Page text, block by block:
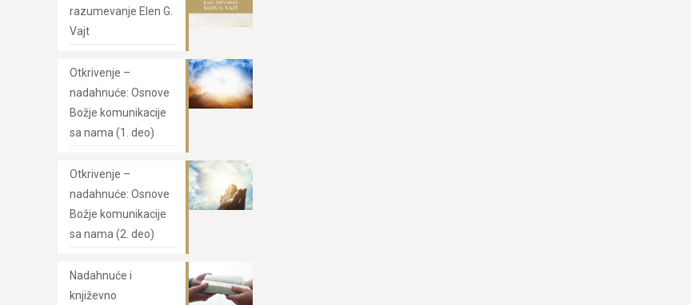
razumevanje Elen G.
Vajt
Otkrivenje –
nadahnuće: Osnove
Božje komunikacije
sa nama (1. deo)
Otkrivenje –
nadahnuće: Osnove
Božje komunikacije
sa nama (2. deo)
Nadahnuće i
književno